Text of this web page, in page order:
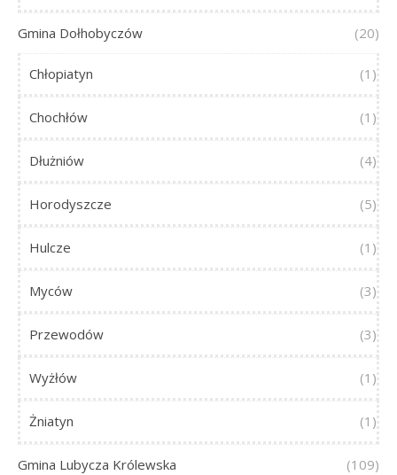
Gmina Dołhobyczów (20)
Chłopiatyn (1)
Chochłów (1)
Dłużniów (4)
Horodyszcze (5)
Hulcze (1)
Myców (3)
Przewodów (3)
Wyżłów (1)
Żniatyn (1)
Gmina Lubycza Królewska (109)